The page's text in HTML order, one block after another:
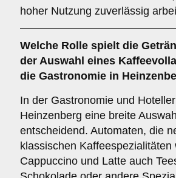
hoher Nutzung zuverlässig
Welche Rolle spielt die
der Auswahl eines
die Gastronomie in
In der Gastronomie und
Heinzenberg eine breite
entscheidend. Automaten, die
klassischen Kaffeespezialitäten
Cappuccino und Latte auch